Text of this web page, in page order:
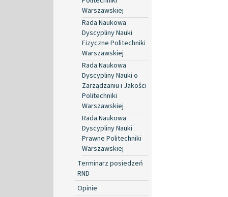
Warszawskiej
Rada Naukowa
Dyscypliny Nauki
Fizyczne Politechniki
Warszawskiej
Rada Naukowa
Dyscypliny Nauki o
Zarządzaniu i Jakości
Politechniki
Warszawskiej
Rada Naukowa
Dyscypliny Nauki
Prawne Politechniki
Warszawskiej
Terminarz posiedzeń
RND
Opinie